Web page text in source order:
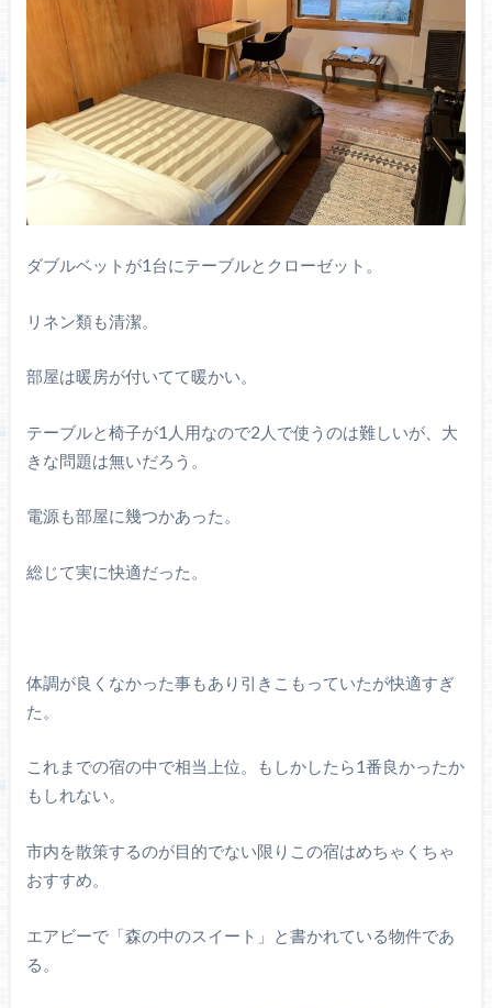
ダブルベットが1台にテーブルとクローゼット。
リネン類も清潔。
部屋は暖房が付いてて暖かい。
テーブルと椅子が1人用なので2人で使うのは難しいが、大
きな問題は無いだろう。
電源も部屋に幾つかあった。
総じて実に快適だった。
体調が良くなかった事もあり引きこもっていたが快適すぎ
た。
これまでの宿の中で相当上位。もしかしたら1番良かったか
もしれない。
市内を散策するのが目的でない限りこの宿はめちゃくちゃ
おすすめ。
エアビーで「森の中のスイート」と書かれている物件であ
る。